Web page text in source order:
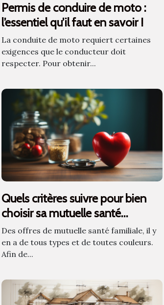
Permis de conduire de moto :
l’essentiel qu’il faut en savoir !
La conduite de moto requiert certaines
exigences que le conducteur doit
respecter. Pour obtenir...
Quels critères suivre pour bien
choisir sa mutuelle santé
familiale ?
Des offres de mutuelle santé familiale, il y
en a de tous types et de toutes couleurs.
Afin de...